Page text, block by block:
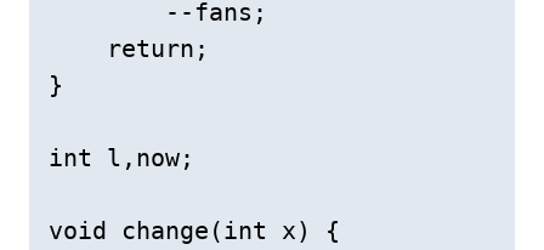
        --fans;
    return;
}
int l,now;
void change(int x) {